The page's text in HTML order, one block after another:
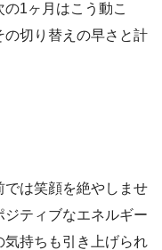
の1ヶ月はこう動こ
の切り替えの早さと計
は笑顔を絶やしませ
ティブなエネルギー
気持ちも引き上げられ